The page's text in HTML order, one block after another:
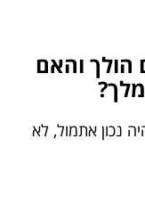
הולך והאם
נכון אתמול, לא